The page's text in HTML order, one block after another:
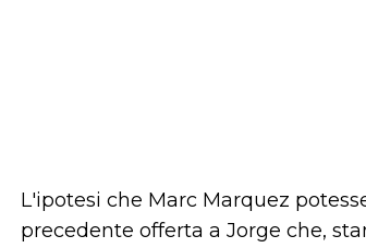
L'ipotesi che Marc Marquez
precedente offerta a Jorge che,